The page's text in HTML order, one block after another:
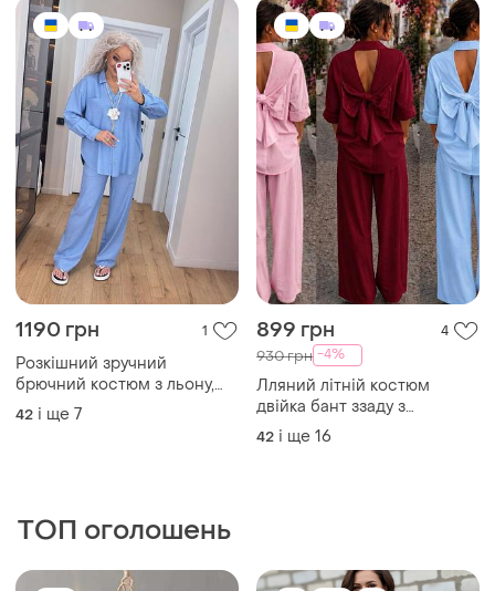
1190 грн 1
Розкішний зручний
брючний костюм з льону,
вільний крій, подовжена
сорочка штани палаццо
42 і ще 7
899 грн 4
930 грн -4%
Лляний літній костюм
двійка бант ззаду з
відкритою спиною сорочка
широкі штани палаццо
42 і ще 16
ТОП оголошень